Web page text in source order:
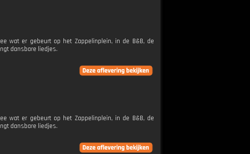
wat er gebeurt op het Zappelinplein, in de B&B, de
dansbare liedjes.
wat er gebeurt op het Zappelinplein, in de B&B, de
dansbare liedjes.